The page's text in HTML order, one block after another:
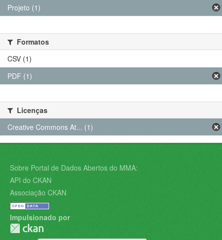
Projeto (1)
Formatos
CSV (1)
PDF (1)
Licenças
Creative Commons At... (1)
Sobre Portal de Dados Abertos do MMA:
API do CKAN
Associação CKAN
Impulsionado por